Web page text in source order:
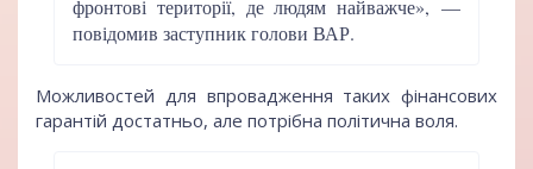
фронтові території, де людям найважче», —
повідомив заступник голови ВАР.
Можливостей для впровадження таких фінансових
гарантій достатньо, але потрібна політична воля.